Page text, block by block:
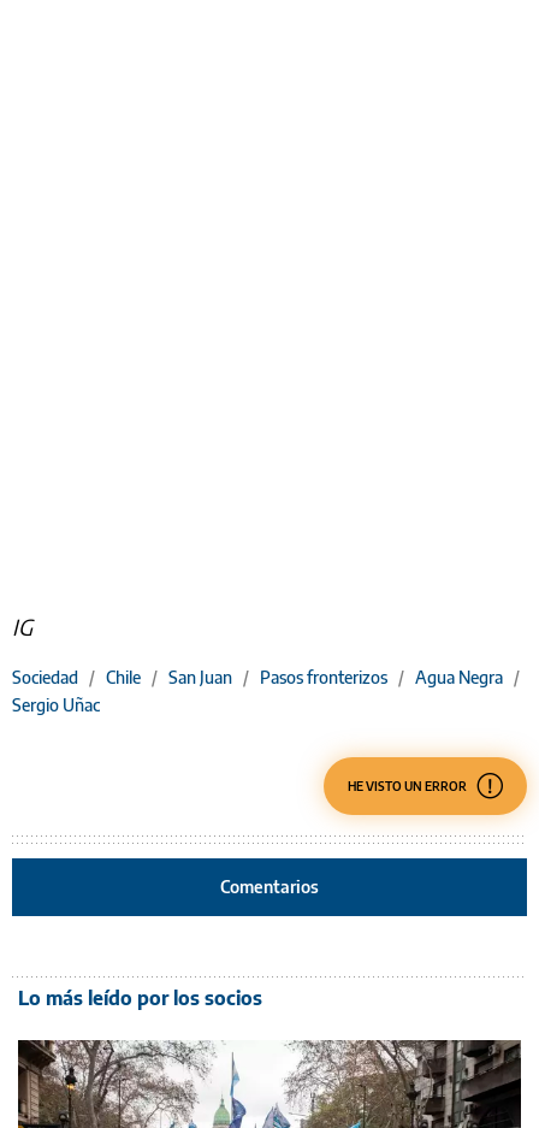
IG
Sociedad / Chile / San Juan / Pasos fronterizos / Agua Negra /
Sergio Uñac
HE VISTO UN ERROR
Comentarios
Lo más leído por los socios